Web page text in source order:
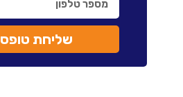
שליחת טופס